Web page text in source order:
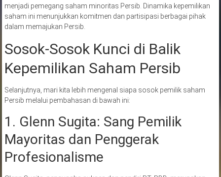
menjadi pemegang saham minoritas Persib. Dinamika kepemilikan
saham ini menunjukkan komitmen dan partisipasi berbagai pihak
dalam memajukan Persib.
Sosok-Sosok Kunci di Balik
Kepemilikan Saham Persib
Selanjutnya, mari kita lebih mengenal siapa sosok pemilik saham
Persib melalui pembahasan di bawah ini:
1. Glenn Sugita: Sang Pemilik
Mayoritas dan Penggerak
Profesionalisme